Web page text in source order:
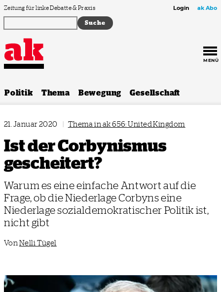
Zum Inhalt springen
Zeitung für linke Debatte & Praxis Login ak Abo
MENÜ
Politik Thema Bewegung Gesellschaft
21. Januar 2020 | Thema in ak 656: United Kingdom
Ist der Corbynismus
gescheitert?
Warum es eine einfache Antwort auf die
Frage, ob die Niederlage Corbyns eine
Niederlage sozialdemokratischer Politik ist,
nicht gibt
Von Nelli Tügel